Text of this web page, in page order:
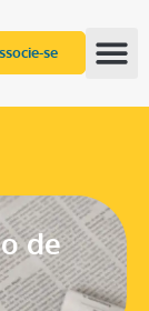
se
de